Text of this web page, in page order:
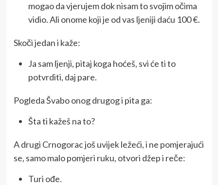
mogao da vjerujem dok nisam to svojim očima
vidio. Ali onome koji je od vas ljeniji daću 100 €.
Skoči jedan i kaže:
Ja sam ljenji, pitaj koga hoćeš, svi će ti to
potvrditi, daj pare.
Pogleda Švabo onog drugog i pita ga:
Šta ti kažeš na to?
A drugi Crnogorac još uvijek ležeći, i ne pomjerajući
se, samo malo pomjeri ruku, otvori džep i reče:
Turi ođe.